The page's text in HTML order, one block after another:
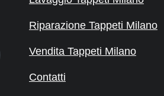
Riparazione Tappeti Milano
Vendita Tappeti Milano
Contatti